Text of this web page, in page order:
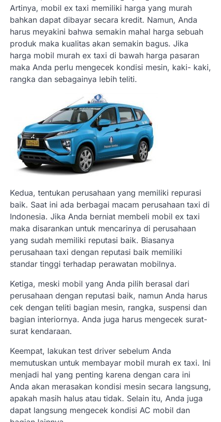
Artinya, mobil ex taxi memiliki harga yang murah
bahkan dapat dibayar secara kredit. Namun, Anda
harus meyakini bahwa semakin mahal harga sebuah
produk maka kualitas akan semakin bagus. Jika
harga mobil murah ex taxi di bawah harga pasaran
maka Anda perlu mengecek kondisi mesin, kaki- kaki,
rangka dan sebagainya lebih teliti.
Kedua, tentukan perusahaan yang memiliki repurasi
baik. Saat ini ada berbagai macam perusahaan taxi di
Indonesia. Jika Anda berniat membeli mobil ex taxi
maka disarankan untuk mencarinya di perusahaan
yang sudah memiliki reputasi baik. Biasanya
perusahaan taxi dengan reputasi baik memiliki
standar tinggi terhadap perawatan mobilnya.
Ketiga, meski mobil yang Anda pilih berasal dari
perusahaan dengan reputasi baik, namun Anda harus
cek dengan teliti bagian mesin, rangka, suspensi dan
bagian interiornya. Anda juga harus mengecek surat-
surat kendaraan.
Keempat, lakukan test driver sebelum Anda
memutuskan untuk membayar mobil murah ex taxi. Ini
menjadi hal yang penting karena dengan cara ini
Anda akan merasakan kondisi mesin secara langsung,
apakah masih halus atau tidak. Selain itu, Anda juga
dapat langsung mengecek kondisi AC mobil dan